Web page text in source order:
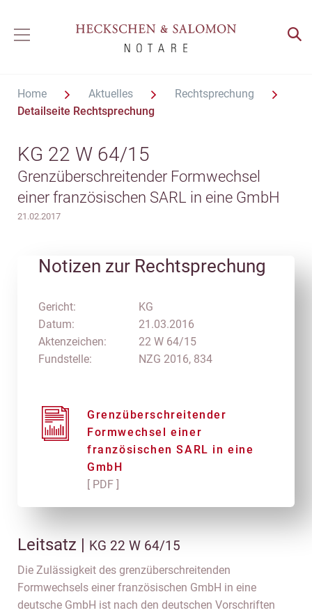
Home Aktuelles
Rechtsprechung
Detailseite Rechtsprechung
KG 22 W 64/15
Grenzüberschreitender Formwechsel
einer französischen SARL in eine GmbH
21.02.2017
Notizen zur Rechtsprechung
Gericht:
Datum:
Aktenzeichen:
Fundstelle:
KG
21.03.2016
22 W 64/15
NZG 2016, 834
Grenzüberschreitender
Formwechsel einer
französischen SARL in eine
GmbH
[ PDF ]
Leitsatz | KG 22 W 64/15
Die Zulässigkeit des grenzüberschreitenden
Formwechsels einer französischen GmbH in eine
deutsche GmbH ist nach den deutschen Vorschriften